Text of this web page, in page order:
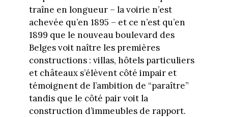
traîne en longueur – la voirie n’est
achevée qu’en 1895 – et ce n’est qu’en
1899 que le nouveau boulevard des
Belges voit naître les premières
constructions : villas, hôtels particuliers
et châteaux s’élèvent côté impair et
témoignent de l’ambition de “paraître”
tandis que le côté pair voit la
construction d’immeubles de rapport.